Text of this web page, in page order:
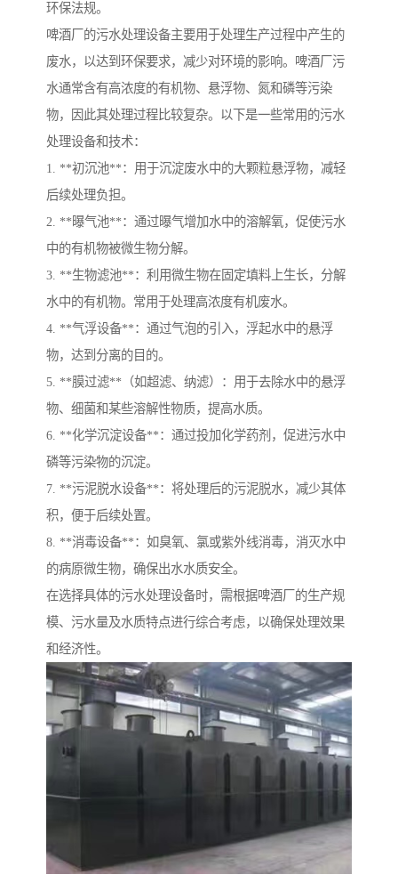
环保法规。
啤酒厂的污水处理设备主要用于处理生产过程中产生的
废水，以达到环保要求，减少对环境的影响。啤酒厂污
水通常含有高浓度的有机物、悬浮物、氮和磷等污染
物，因此其处理过程比较复杂。以下是一些常用的污水
处理设备和技术：
1. **初沉池**：用于沉淀废水中的大颗粒悬浮物，减轻
后续处理负担。
2. **曝气池**：通过曝气增加水中的溶解氧，促使污水
中的有机物被微生物分解。
3. **生物滤池**：利用微生物在固定填料上生长，分解
水中的有机物。常用于处理高浓度有机废水。
4. **气浮设备**：通过气泡的引入，浮起水中的悬浮
物，达到分离的目的。
5. **膜过滤**（如超滤、纳滤）：用于去除水中的悬浮
物、细菌和某些溶解性物质，提高水质。
6. **化学沉淀设备**：通过投加化学药剂，促进污水中
磷等污染物的沉淀。
7. **污泥脱水设备**：将处理后的污泥脱水，减少其体
积，便于后续处置。
8. **消毒设备**：如臭氧、氯或紫外线消毒，消灭水中
的病原微生物，确保出水水质安全。
在选择具体的污水处理设备时，需根据啤酒厂的生产规
模、污水量及水质特点进行综合考虑，以确保处理效果
和经济性。